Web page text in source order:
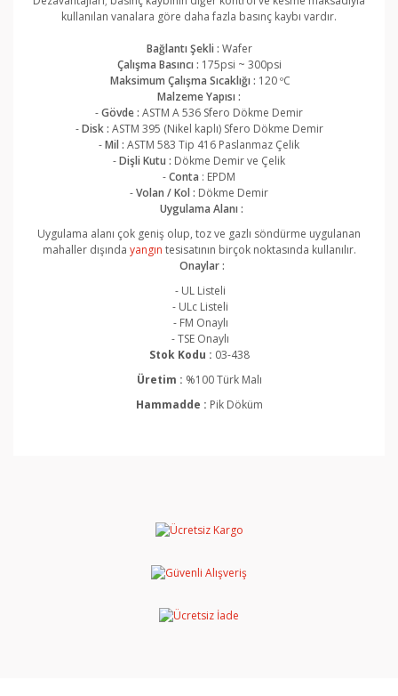
kullanılan vanalara göre daha fazla basınç kaybı vardır.
Bağlantı Şekli : Wafer
Çalışma Basıncı : 175psi ~ 300psi
Maksimum Çalışma Sıcaklığı : 120 ºC
Malzeme Yapısı :
-Gövde : ASTM A 536 Sfero Dökme Demir
-Disk : ASTM 395 (Nikel kaplı) Sfero Dökme Demir
-Mil : ASTM 583 Tip 416 Paslanmaz Çelik
-Dişli Kutu : Dökme Demir ve Çelik
-Conta : EPDM
-Volan / Kol : Dökme Demir
Uygulama Alanı :
Uygulama alanı çok geniş olup, toz ve gazlı söndürme uygulanan
mahaller dışında yangın tesisatının birçok noktasında kullanılır.
Onaylar :
- UL Listeli
- ULc Listeli
- FM Onaylı
- TSE Onaylı
Stok Kodu : 03-438
Üretim : %100 Türk Malı
Hammadde : Pik Döküm
Yorum Yaz
Ürün açıklamasında eksik bilgiler bulunuyor.